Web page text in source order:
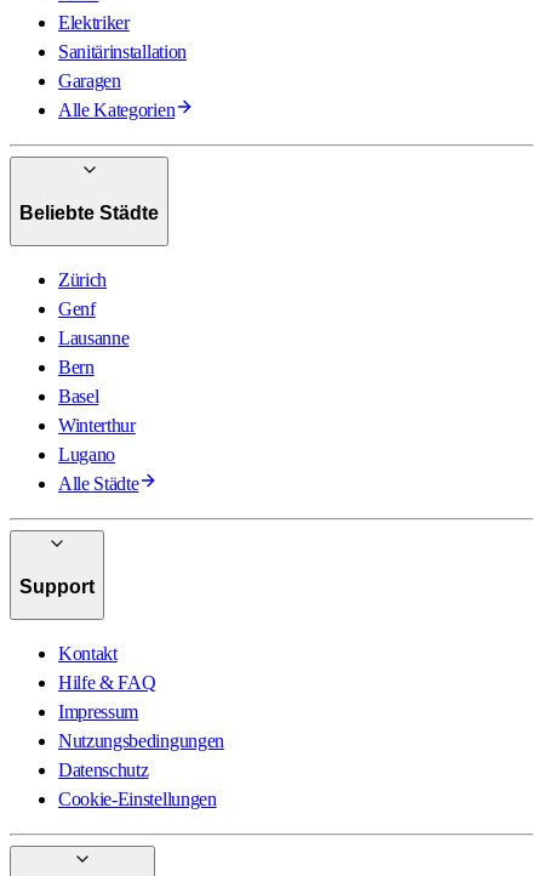
Elektriker
Sanitärinstallation
Garagen
Alle Kategorien
Beliebte Städte
Zürich
Genf
Lausanne
Bern
Basel
Winterthur
Lugano
Alle Städte
Support
Kontakt
Hilfe & FAQ
Impressum
Nutzungsbedingungen
Datenschutz
Cookie-Einstellungen